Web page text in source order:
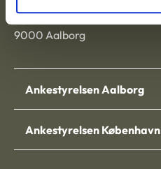
Nytorv 7, 2. sal
9000 Aalborg
Ankestyrelsen Aalborg
Ankestyrelsen København